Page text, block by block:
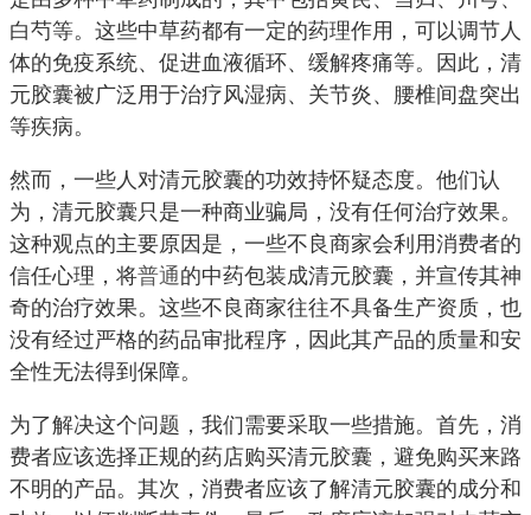
白芍等。这些中草药都有一定的药理作用，可以调节人
体的免疫系统、促进血液循环、缓解疼痛等。因此，清
元胶囊被广泛用于治疗风湿病、关节炎、腰椎间盘突出
等疾病。
然而，一些人对清元胶囊的功效持怀疑态度。他们认
为，清元胶囊只是一种商业骗局，没有任何治疗效果。
这种观点的主要原因是，一些不良商家会利用消费者的
信任心理，将普通的中药包装成清元胶囊，并宣传其神
奇的治疗效果。这些不良商家往往不具备生产资质，也
没有经过严格的药品审批程序，因此其产品的质量和安
全性无法得到保障。
为了解决这个问题，我们需要采取一些措施。首先，消
费者应该选择正规的药店购买清元胶囊，避免购买来路
不明的产品。其次，消费者应该了解清元胶囊的成分和